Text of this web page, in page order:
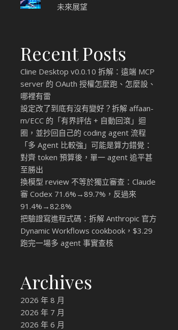
未來展望
Recent Posts
Cline Desktop v0.0.10 拆解：遠端 MCP
server 的 OAuth 授權怎麼跑、怎麼設、
哪裡有雷
設定改了到底有沒有變好？拆解 affaan-
m/ECC 的「有界評估 + 自動回滾」迴
圈，並抄回自己的 coding agent 流程
「多 Agent 比較強」可能是算力錯覺：
對齊 token 預算後，單一 agent 追平甚
至勝出
換模型 review 不等於獨立審查：Claude
審 Codex 71.6%→89.7%，反過來
91.4%→82.8%
把驗證寫進程式碼：拆解 Anthropic 官方
Dynamic Workflows cookbook，$3.29
跑完一場多 agent 事實查核
Archives
2026 年 8 月
2026 年 7 月
2026 年 6 月